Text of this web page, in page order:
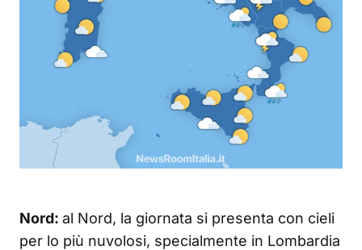
Nord: al Nord, la giornata si presenta con cieli
per lo più nuvolosi, specialmente in Lombardia